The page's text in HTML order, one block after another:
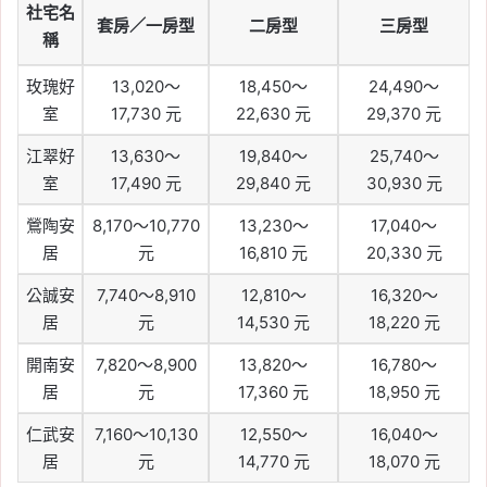
社宅名
稱
套房／一房型 二房型 三房型
玫瑰好
室
13,020～
17,730 元
18,450～
22,630 元
24,490～
29,370 元
江翠好
室
13,630～
17,490 元
19,840～
29,840 元
25,740～
30,930 元
鶯陶安
居
8,170～10,770
元
13,230～
16,810 元
17,040～
20,330 元
公誠安
居
7,740～8,910
元
12,810～
14,530 元
16,320～
18,220 元
開南安
居
7,820～8,900
元
13,820～
17,360 元
16,780～
18,950 元
仁武安
居
7,160～10,130
元
12,550～
14,770 元
16,040～
18,070 元